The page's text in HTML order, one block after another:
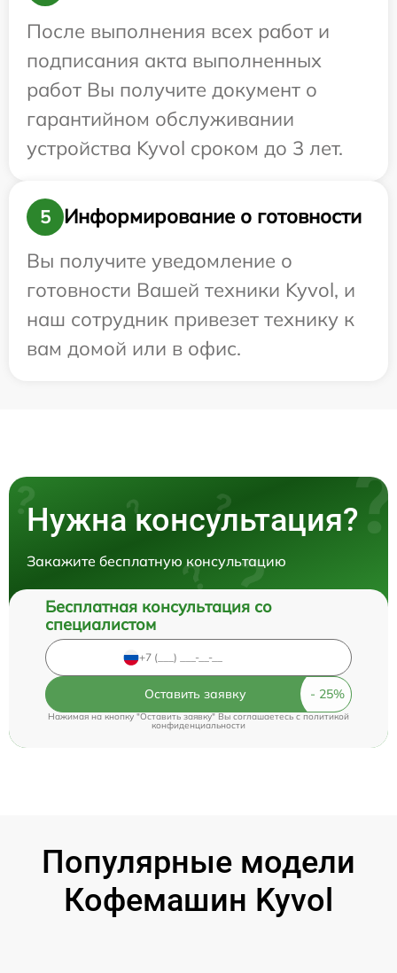
После выполнения всех работ и
подписания акта выполненных
работ Вы получите документ о
гарантийном обслуживании
устройства Kyvol сроком до 3 лет.
5
Информирование о готовности
Вы получите уведомление о
готовности Вашей техники Kyvol, и
наш сотрудник привезет технику к
вам домой или в офис.
Нужна консультация?
Закажите бесплатную консультацию
Бесплатная консультация со
специалистом
Оставить заявку
Нажимая на кнопку "Оставить заявку" Вы соглашаетесь cполитикой
конфиденциальности
Популярные модели
Кофемашин Kyvol